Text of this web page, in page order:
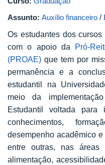
Assunto: Auxílio financeiro /
Os estudantes dos
com o apoio da
Pró-
(PROAE)que tem por
permanência e a
estudantil na
meio da
Estudantil voltada para
conhecimentos,
desempenho acadêmico
entre outras, nas áreas
alimentação,